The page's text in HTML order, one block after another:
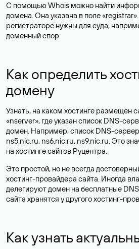
С помощью Whois можно найти
домена. Она указана в поле
регистраторе нужны для суда,
доменный спор.
Как определить
домену
Узнать, на каком хостинге размещен
«nserver», где указан список DNS-
домен. Например, список DNS-
ns5.nic.ru, ns6.nic.ru, ns9.nic.ru. Это
на хостинге сайтов Руцентра.
Это простой, но не всегда
хостинг-провайдера сайта. Иногда
делегируют домен на бесплатные
сайта хранятся у другого хостинг-
Как узнать